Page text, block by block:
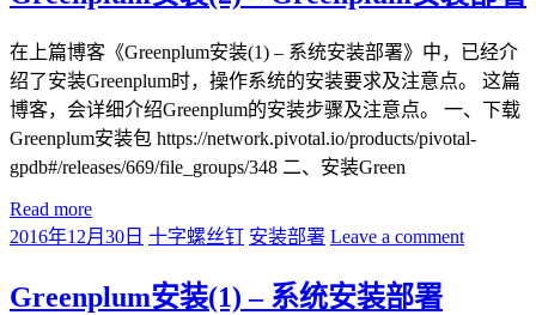
在上篇博客《Greenplum安装(1) – 系统安装部署》中，已经介
绍了安装Greenplum时，操作系统的安装要求及注意点。 这篇
博客，会详细介绍Greenplum的安装步骤及注意点。 一、下载
Greenplum安装包 https://network.pivotal.io/products/pivotal-
gpdb#/releases/669/file_groups/348 二、安装Green
Read more
2016年12月30日 十字螺丝钉 安装部署 Leave a comment
Greenplum安装(1) – 系统安装部署